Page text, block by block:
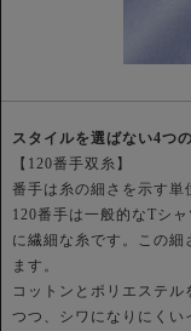
スタイルを選ばない4つ
【120番手双糸】
番手は糸の細さを示す単
120番手は一般的なTシ
に繊細な糸です。この細
ます。
コットンとポリエステ
つつ、シワになりにくい